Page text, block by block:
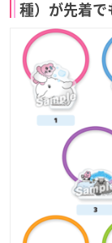
種）が先着で